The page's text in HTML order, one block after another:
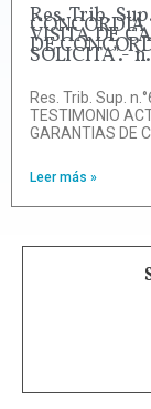
Res. Trib.
CONCORDIA
VISITA DE
DE
SOLICITA”.-
Res. Trib. Sup.
TESTIMONIO
GARANTIAS DE
Leer más »